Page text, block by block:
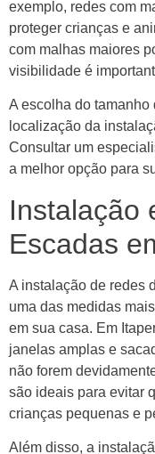
exemplo, redes com
proteger crianças e
com malhas maiores
visibilidade é
A escolha do
localização da
Consultar um
a melhor opção para
Instalação
Escadas
A instalação de redes
uma das medidas
em sua casa. Em
janelas amplas e
não forem
são ideais para evitar
crianças pequenas e
Além disso, a